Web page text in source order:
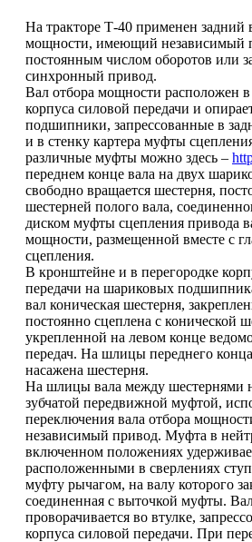
На тракторе Т-40 применен задний
мощности, имеющий независимый
постоянным числом оборотов или
синхронный привод.
Вал отбора мощности расположен
корпуса силовой передачи и
подшипники, запрессованные в
и в стенку картера муфты
различные муфты можно здесь –
переднем конце вала на двух
свободно вращается шестерня,
шестерней полого вала,
диском муфты сцепления привода
мощности, размещенной вместе с
сцепления.
В кронштейне и в перегородке
передачи на шариковых
вал коническая шестерня,
постоянно сцеплена с конической
укрепленной на левом конце
передач. На шлицы переднего
насажена шестерня.
На шлицы вала между шестернями
зубчатой передвижной муфтой,
переключения вала отбора
независимый привод. Муфта в
включенном положениях
расположенными в сверлениях
муфту рычагом, на валу которого
соединенная с выточкой муфты.
проворачивается во втулке,
корпуса силовой передачи. При